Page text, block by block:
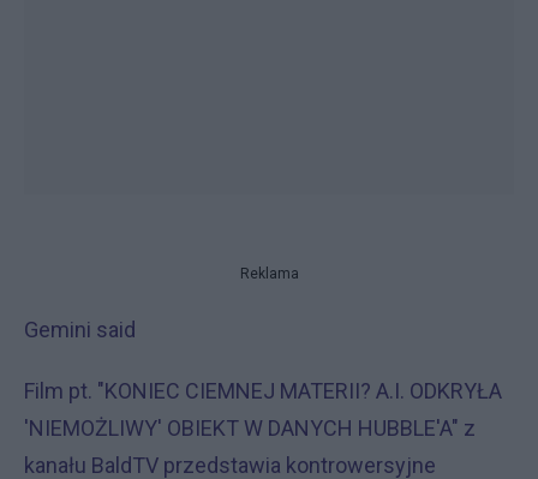
Reklama
Gemini said
Film pt. "KONIEC CIEMNEJ MATERII? A.I. ODKRYŁA
'NIEMOŻLIWY' OBIEKT W DANYCH HUBBLE'A" z
kanału BaldTV przedstawia kontrowersyjne